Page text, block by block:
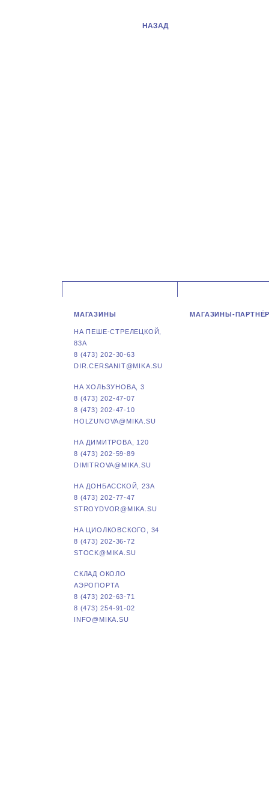
НАЗАД
МАГАЗИНЫ
НА ПЕШЕ-СТРЕЛЕЦКОЙ,
83А
8 (473) 202-30-63
DIR.CERSANIT@MIKA.SU
НА ХОЛЬЗУНОВА, 3
8 (473) 202-47-07
8 (473) 202-47-10
HOLZUNOVA@MIKA.SU
НА ДИМИТРОВА, 120
8 (473) 202-59-89
DIMITROVA@MIKA.SU
НА ДОНБАССКОЙ, 23А
8 (473) 202-77-47
STROYDVOR@MIKA.SU
НА ЦИОЛКОВСКОГО, 34
8 (473) 202-36-72
STOCK@MIKA.SU
СКЛАД ОКОЛО
АЭРОПОРТА
8 (473) 202-63-71
8 (473) 254-91-02
INFO@MIKA.SU
МАГАЗИНЫ-